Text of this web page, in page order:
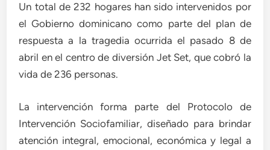
Un total de 232 hogares han sido intervenidos por
el Gobierno dominicano como parte del plan de
respuesta a la tragedia ocurrida el pasado 8 de
abril en el centro de diversión Jet Set, que cobró la
vida de 236 personas.
La intervención forma parte del Protocolo de
Intervención Sociofamiliar, diseñado para brindar
atención integral, emocional, económica y legal a